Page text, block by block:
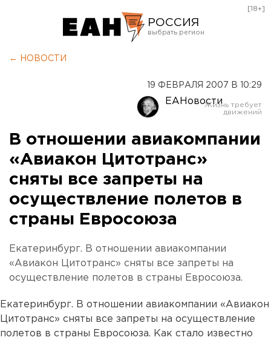
РОССИЯ
Оренбург
[18+]
← НОВОСТИ
19 ФЕВРАЛЯ 2007 В 10:29
ЕАНовости
В отношении авиакомпании
«Авиакон Цитотранс»
сняты все запреты на
осуществление полетов в
страны Евросоюза
Екатеринбург. В отношении авиакомпании
«Авиакон Цитотранс» сняты все запреты на
осуществление полетов в страны Евросоюза.
Екатеринбург. В отношении авиакомпании «Авиакон
Цитотранс» сняты все запреты на осуществление
полетов в страны Евросоюза. Как стало известно